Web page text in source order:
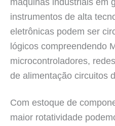
máquinas industriais em
instrumentos de alta
eletrônicas podem ser
lógicos compreendendo
microcontroladores,
de alimentação circuitos
Com estoque de
maior rotatividade